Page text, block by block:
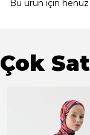
Bu ürün için henüz
Çok